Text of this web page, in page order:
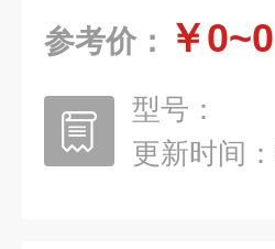
参考价： ￥0~0
型号：
更新时间：